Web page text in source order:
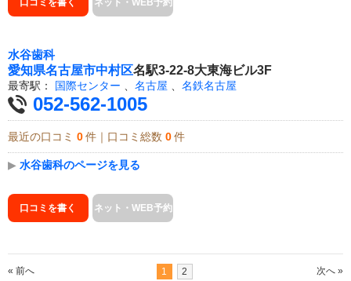
口コミを書く ネット・WEB予約
水谷歯科
愛知県名古屋市中村区名駅3-22-8大東海ビル3F
最寄駅： 国際センター 、 名古屋 、 名鉄名古屋
052-562-1005
最近の口コミ 0 件｜口コミ総数 0 件
▶ 水谷歯科のページを見る
口コミを書く ネット・WEB予約
« 前へ 1 2 次へ »